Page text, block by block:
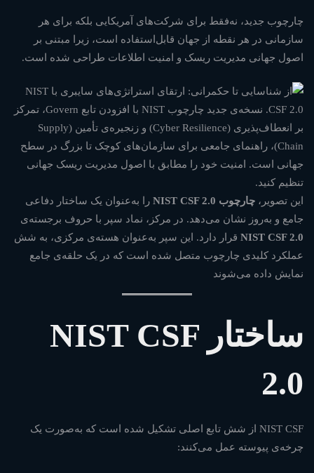
چارچوب جدید، نه‌فقط برای شرکت‌های آمریکایی بلکه برای هر
سازمانی در هر نقطه از جهان قابل‌استفاده است، زیرا مبتنی بر
اصول جهانی مدیریت ریسک و امنیت اطلاعات طراحی شده است.
این تصویر، چارچوب NIST CSF 2.0
را به‌عنوان یک ساختار دفاعی
جامع و به‌روز نشان می‌دهد. در مرکز، نماد سپر با حروف برجسته‌ی
NIST CSF 2.0 قرار دارد. این سپر به‌عنوان هسته‌ی مرکزی، به شش
عملکرد کلیدی چارچوب متصل شده است که در یک حلقه‌ی جامع
نمایش داده می‌شوند
ساختار NIST CSF
2.0
NIST CSF از شش تابع اصلی تشکیل شده است که به‌صورت یک
چرخه‌ی پیوسته عمل می‌کنند: